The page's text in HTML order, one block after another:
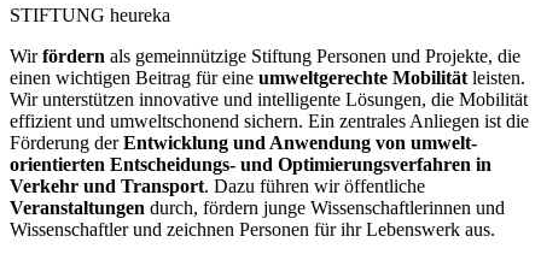
STIFTUNG heureka
Wirfördern als gemeinnützige Stiftung Personen und Projekte, die
einen wichtigen Beitrag für eine umweltgerechte Mobilität leisten.
Wir unter­stützen innovative und intelligente Lösungen, die Mobilität
effizient und umweltschonend sichern. Ein zentrales Anliegen ist die
Förderung derEntwicklung und Anwendung von umwelt­
orientierten Entscheidungs- und Optimierungs­verfahren in
Verkehr und Transport. Dazu führen wir öffentliche
Veranstaltungen durch, fördern junge Wissenschaftlerinnen und
Wissenschaftler und zeichnen Personen für ihr Lebenswerk aus.